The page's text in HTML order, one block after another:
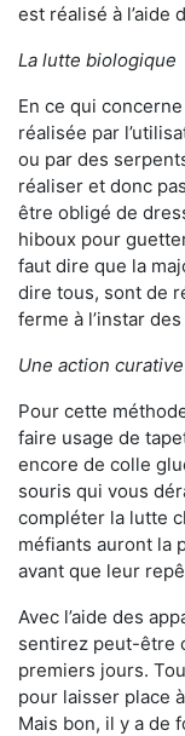
est réalisé à l’aide
La lutte biologique
En ce qui
réalisée par
ou par des
réaliser et donc
être obligé de
hiboux pour
faut dire que la
dire tous, sont de
ferme à l’instar
Une action
Pour cette
faire usage de
encore de colle
souris qui vous
compléter la lutte
méfiants auront la
avant que leur
Avec l’aide des
sentirez peut-être
premiers jours.
pour laisser place
Mais bon, il y a de